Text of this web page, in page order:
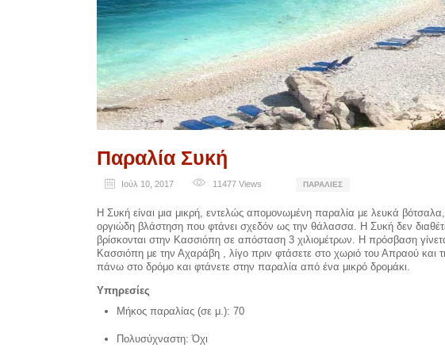
Παραλία Συκή
Ιούλ 10, 2017 11477 Views ΠΑΡΑΛΊΕΣ
Η Συκή είναι μια μικρή, εντελώς απομονωμένη παραλία με λευκά
οργιώδη βλάστηση που φτάνει σχεδόν ως την θάλασσα. Η Συκή δεν
βρίσκονται στην Κασσιόπη σε απόσταση 3 χιλιομέτρων. Η πρόσβαση
Κασσιόπη με την Αχαράβη , λίγο πριν φτάσετε στο χωριό του Απραού και
πάνω στο δρόμο και φτάνετε στην παραλία από ένα μικρό δρομάκι.
Υπηρεσίες
Μήκος παραλίας (σε μ.): 70
Πολυσύχναστη: Όχι